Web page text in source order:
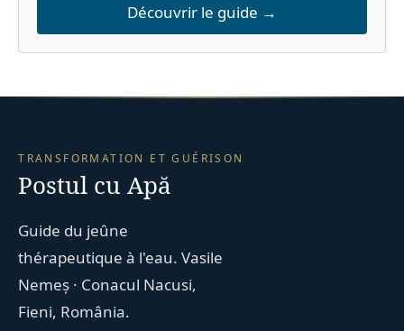
Découvrir le guide →
TRANSFORMATION ET GUÉRISON
Postul cu Apă
Guide du jeûne
thérapeutique à l'eau. Vasile
Nemeș · Conacul Nacusi,
Fieni, România.